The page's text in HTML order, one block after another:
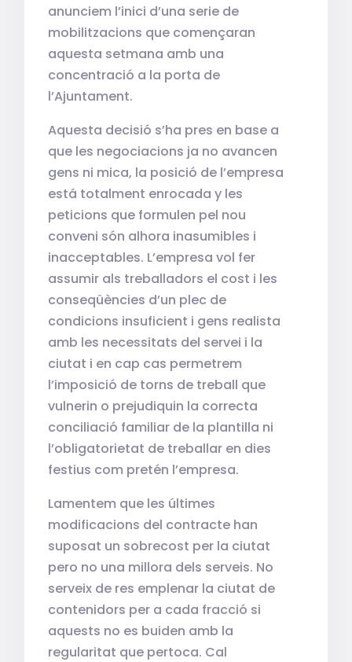
anunciem l’inici d’una serie de
mobilitzacions que començaran
aquesta setmana amb una
concentració a la porta de
l’Ajuntament.
Aquesta decisió s’ha pres en base a
que les negociacions ja no avancen
gens ni mica, la posició de l’empresa
está totalment enrocada y les
peticions que formulen pel nou
conveni són alhora inasumibles i
inacceptables. L’empresa vol fer
assumir als treballadors el cost i les
conseqüències d’un plec de
condicions insuficient i gens realista
amb les necessitats del servei i la
ciutat i en cap cas permetrem
l’imposició de torns de treball que
vulnerin o prejudiquin la correcta
conciliació familiar de la plantilla ni
l’obligatorietat de treballar en dies
festius com pretén l’empresa.
Lamentem que les últimes
modificacions del contracte han
suposat un sobrecost per la ciutat
pero no una millora dels serveis. No
serveix de res emplenar la ciutat de
contenidors per a cada fracció si
aquests no es buiden amb la
regularitat que pertoca. Cal